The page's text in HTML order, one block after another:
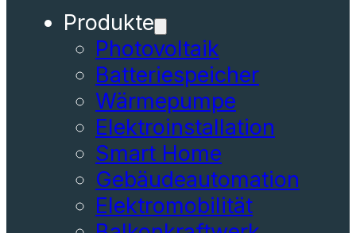
Produkte
Photovoltaik
Batteriespeicher
Wärmepumpe
Elektroinstallation
Smart Home
Gebäudeautomation
Elektromobilität